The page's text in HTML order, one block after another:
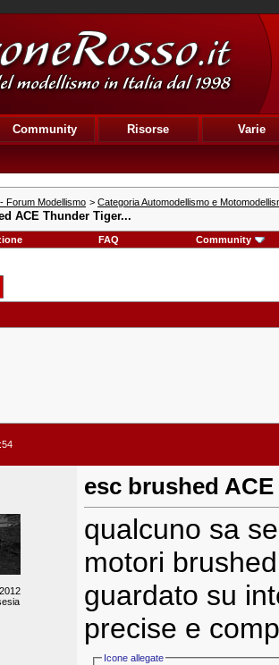
Community Risorse Varie
Forum Modellismo > Categoria Automodellismo e
ACE Thunder Tiger...
FAQ Community
esc brushed
qualcuno sa
motori
guardato su
precise e
Icone allegate